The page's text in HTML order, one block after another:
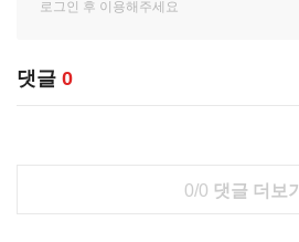
댓글 0
0/0 댓글 더보기